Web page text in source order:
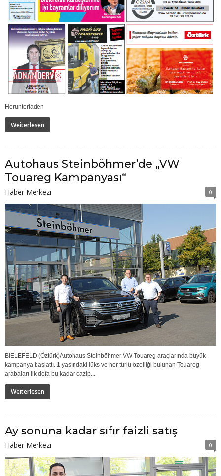
Herunterladen
Weiterlesen
Autohaus Steinböhmer’de „VW
Touareg Kampanyası“
Haber Merkezi 0
BIELEFELD (Öztürk)Autohaus Steinböhmer VW Touareg araçlarında büyük
kampanya başlattı. 1 yaşındaki lüks ve her türlü özelliği bulunan Touareg
arabaları ilk defa bu kadar cazip...
Weiterlesen
Ay sonuna kadar sıfır faizli satış
Haber Merkezi 0